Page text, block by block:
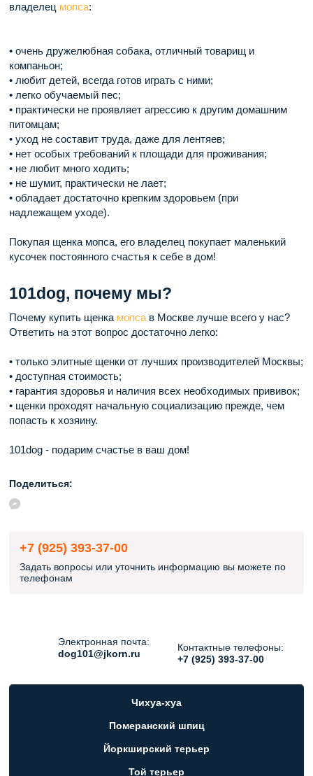
владелец мопса:
• очень дружелюбная собака, отличный товарищ и
компаньон;
• любит детей, всегда готов играть с ними;
• легко обучаемый пес;
• практически не проявляет агрессию к другим домашним
питомцам;
• уход не составит труда, даже для лентяев;
• нет особых требований к площади для проживания;
• не любит много ходить;
• не шумит, практически не лает;
• обладает достаточно крепким здоровьем (при
надлежащем уходе).
Покупая щенка мопса, его владелец покупает маленький
кусочек постоянного счастья к себе в дом!
101dog, почему мы?
Почему купить щенка мопса в Москве лучше всего у нас?
Ответить на этот вопрос достаточно легко:
• только элитные щенки от лучших производителей Москвы;
• доступная стоимость;
• гарантия здоровья и наличия всех необходимых прививок;
• щенки проходят начальную социализацию прежде, чем
попасть к хозяину.
101dog - подарим счастье в ваш дом!
Поделиться:
+7 (925) 393-37-00
Задать вопросы или уточнить информацию вы можете по
телефонам
Электронная почта:
dog101@jkorn.ru
Контактные телефоны:
+7 (925) 393-37-00
Чихуа-хуа
Померанский шпиц
Йоркширский терьер
Той терьер